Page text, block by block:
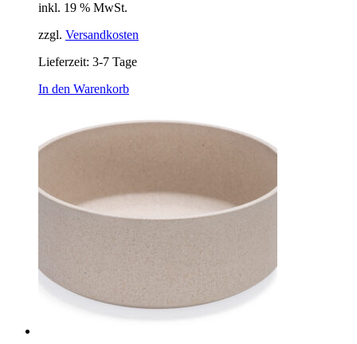
inkl. 19 % MwSt.
zzgl. Versandkosten
Lieferzeit: 3-7 Tage
In den Warenkorb